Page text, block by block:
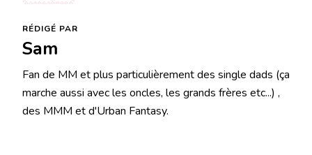
RÉDIGÉ PAR
Sam
Fan de MM et plus particulièrement des single dads (ça
marche aussi avec les oncles, les grands frères etc...) ,
des MMM et d'Urban Fantasy.